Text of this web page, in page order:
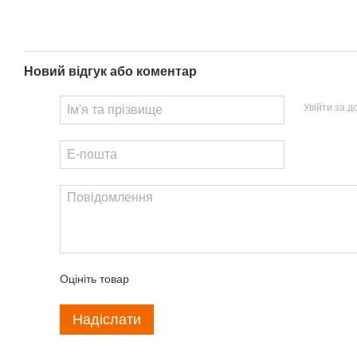
Новий відгук або коментар
Увійти за
Оцініть товар
Надіслати